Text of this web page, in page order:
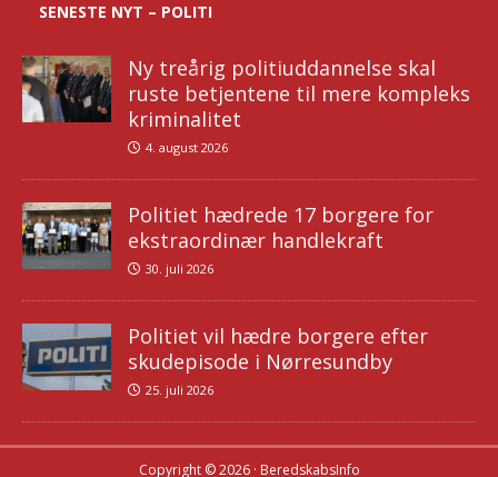
SENESTE NYT – POLITI
Ny treårig politiuddannelse skal
ruste betjentene til mere kompleks
kriminalitet
4. august 2026
Politiet hædrede 17 borgere for
ekstraordinær handlekraft
30. juli 2026
Politiet vil hædre borgere efter
skudepisode i Nørresundby
25. juli 2026
Copyright © 2026 · BeredskabsInfo